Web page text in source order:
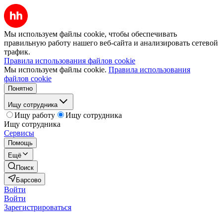
Мы используем файлы cookie, чтобы обеспечивать
правильную работу нашего веб-сайта и анализировать сетевой
трафик.
Правила использования файлов cookie
Мы используем файлы cookie. Правила использования
файлов cookie
Понятно
Ищу сотрудника
Ищу работу
Ищу сотрудника
Ищу сотрудника
Сервисы
Помощь
Ещё
Поиск
Барсово
Войти
Войти
Зарегистрироваться